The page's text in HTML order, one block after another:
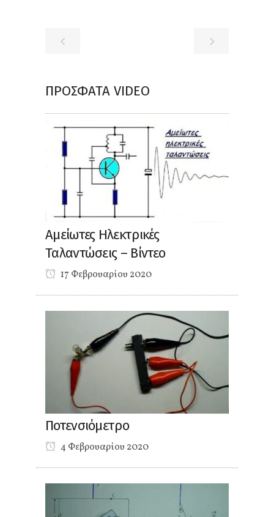
ΠΡΌΣΦΑΤΑ VIDEO
Αμείωτες Ηλεκτρικές
Ταλαντώσεις – Βίντεο
17 Φεβρουαρίου 2020
Ποτενσιόμετρο
4 Φεβρουαρίου 2020